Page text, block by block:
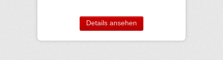
Details ansehen